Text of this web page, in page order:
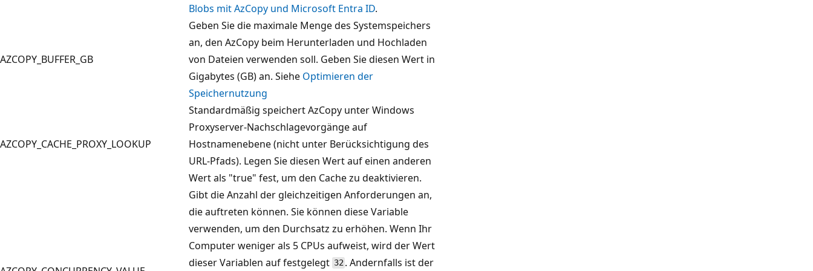
Blobs mit AzCopy und Microsoft Entra ID.
AZCOPY_BUFFER_GB
Geben Sie die maximale Menge des Systemspeichers
an, den AzCopy beim Herunterladen und Hochladen
von Dateien verwenden soll. Geben Sie diesen Wert in
Gigabytes (GB) an. Siehe Optimieren der
Speichernutzung
AZCOPY_CACHE_PROXY_LOOKUP
Standardmäßig speichert AzCopy unter Windows
Proxyserver-Nachschlagevorgänge auf
Hostnamenebene (nicht unter Berücksichtigung des
URL-Pfads). Legen Sie diesen Wert auf einen anderen
Wert als "true" fest, um den Cache zu deaktivieren.
Gibt die Anzahl der gleichzeitigen Anforderungen an,
die auftreten können. Sie können diese Variable
verwenden, um den Durchsatz zu erhöhen. Wenn Ihr
Computer weniger als 5 CPUs aufweist, wird der Wert
dieser Variablen auf festgelegt 32 . Andernfalls ist der